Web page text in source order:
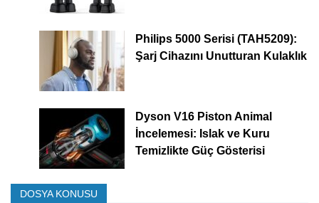
Philips 5000 Serisi (TAH5209):
Şarj Cihazını Unutturan Kulaklık
Dyson V16 Piston Animal
İncelemesi: Islak ve Kuru
Temizlikte Güç Gösterisi
DOSYA KONUSU